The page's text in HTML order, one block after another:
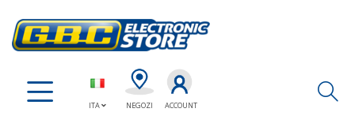
ITA NEGOZI ACCOUNT